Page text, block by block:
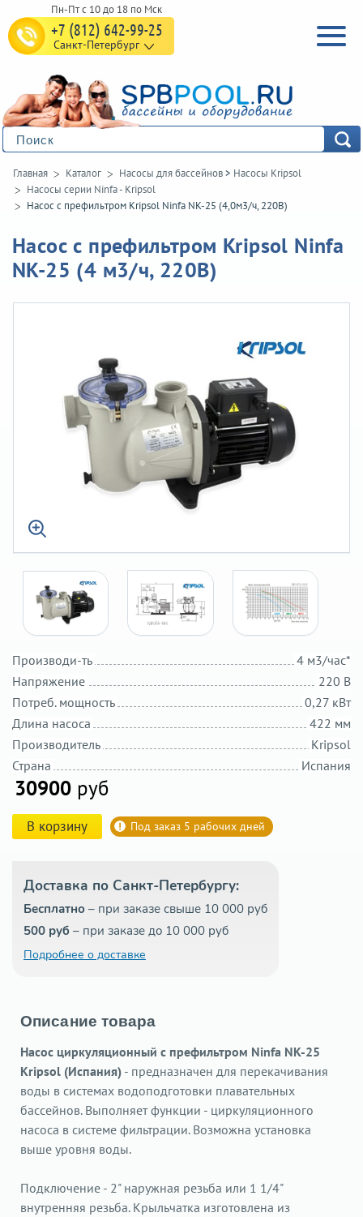
+7 (812) 642-99-25
Санкт-Петербург
Главная Каталог Насосы для бассейнов> Насосы Kripsol
Насосы серии Ninfa - Kripsol
Насос с префильтром Kripsol Ninfa NK-25 (4,0м3/ч, 220В)
Насос с префильтром Kripsol Ninfa
NK-25 (4 м3/ч, 220В)
4 м3/час*
Производи-ть
220 В
Напряжение
0,27 кВт
Потреб. мощность
422 мм
Длина насоса
Kripsol
Производитель
Испания
Страна
30900 руб
В корзину Под заказ 5 рабочих дней
Доставка по Санкт-Петербургу:
Бесплатно – при заказе свыше 10 000 руб
500 руб – при заказе до 10 000 руб
Подробнее о доставке
Описание товара
Насос циркуляционный с префильтром Ninfa NK-25
Kripsol (Испания) - предназначен для перекачивания
воды в системах водоподготовки плавательных
бассейнов. Выполняет функции - циркуляционного
насоса в системе фильтрации. Возможна установка
выше уровня воды.
Подключение - 2" наружная резьба или 1 1/4"
внутренняя резьба. Крыльчатка изготовлена из